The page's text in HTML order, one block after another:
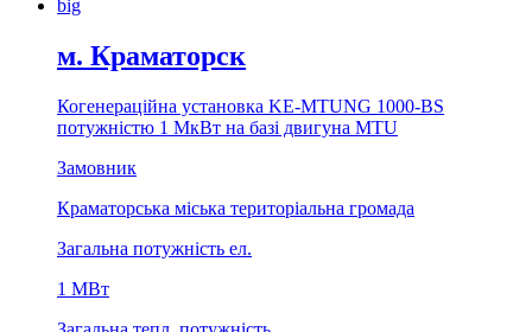
м. Краматорск
Когенерацiйна установка KE-MTUNG 1000-BS
потужнiстю 1 MкВт на базi двигуна MTU
Замовник
Краматорська міська територіальна громада
Загальна потужність ел.
1 MВт